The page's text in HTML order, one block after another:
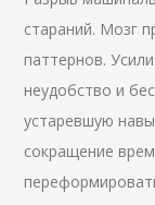
стараний. Мозг
паттернов.
неудобство и
устаревшую
сокращение